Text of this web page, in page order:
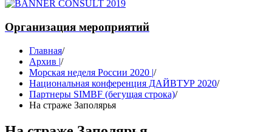
Организация мероприятий
Главная/
Архив |/
Морская неделя России 2020 |/
Национальная конференция ДАЙВТУР 2020/
Партнеры SIMBF (бегущая строка)/
На страже Заполярья